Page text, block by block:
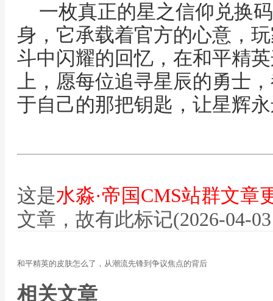
一枚真正的星之信仰兑换
身，它承载着官方的心意，
斗中闪耀的回忆，在和平精
上，愿每位追寻星辰的勇士
于自己的那把钥匙，让星辉
这是水淼·帝国CMS站群文章
文章，故有此标记(2026-04-
和平精英的皮肤怎么了，从潮流先锋到争议焦点的背后
相关文章